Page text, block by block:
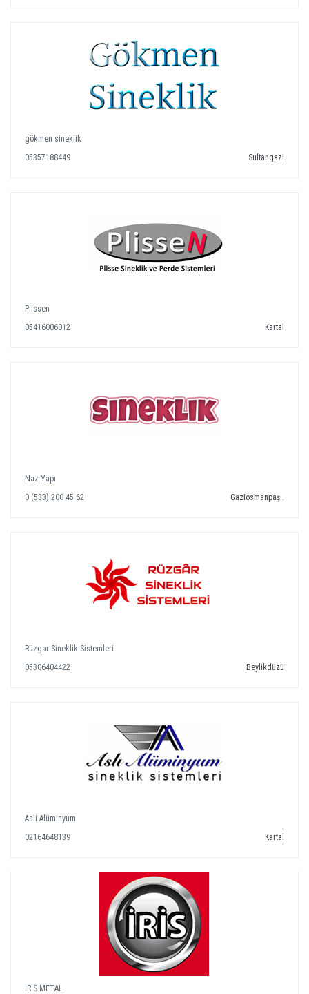
gökmen sineklik
05357188449
Sultangazi
Plissen
05416006012
Kartal
Naz Yapı
0 (533) 200 45 62
Gaziosmanpaş..
Rüzgar Sineklik Sistemleri
05306404422
Beylikdüzü
Asli Alüminyum
02164648139
Kartal
İRİS METAL